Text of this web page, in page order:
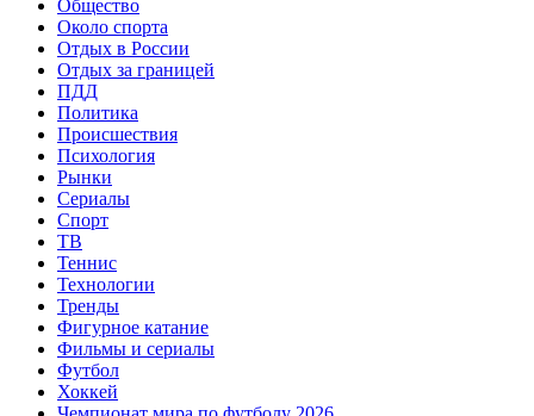
Общество
Около спорта
Отдых в России
Отдых за границей
ПДД
Политика
Происшествия
Психология
Рынки
Сериалы
Спорт
ТВ
Теннис
Технологии
Тренды
Фигурное катание
Фильмы и сериалы
Футбол
Хоккей